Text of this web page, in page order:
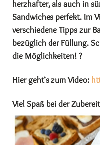
herzhafter, als auch in
Sandwiches perfekt. Im
verschiedene Tipps zur
bezüglich der Füllung.
die Möglichkeiten! ?
Hier geht`s zum Video:
Viel Spaß bei der